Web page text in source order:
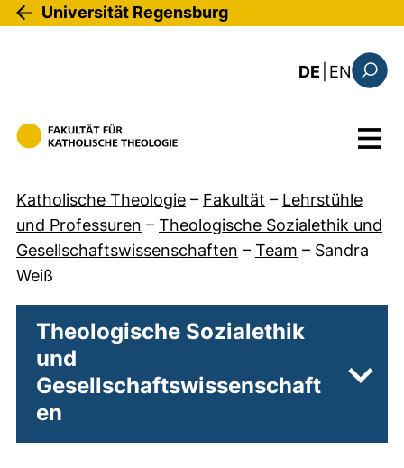
Direkt zum Inhalt
Universität Regensburg
DE EN: the
Menü
Katholische Theologie – Fakultät – Lehrstühle
und Professuren – Theologische Sozialethik und
Gesellschaftswissenschaften – Team – Sandra
Weiß
Theologische Sozialethik
und
Gesellschaftswissenschaft
en